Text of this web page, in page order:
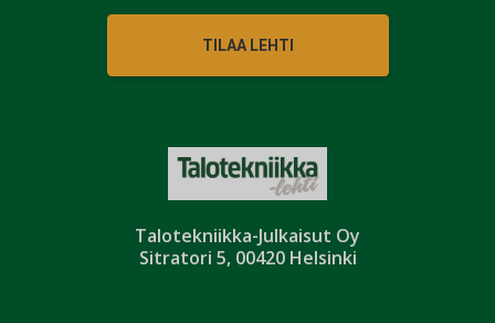
Talotekniikka-Julkaisut Oy
Sitratori 5, 00420 Helsinki
TILAA LEHTI